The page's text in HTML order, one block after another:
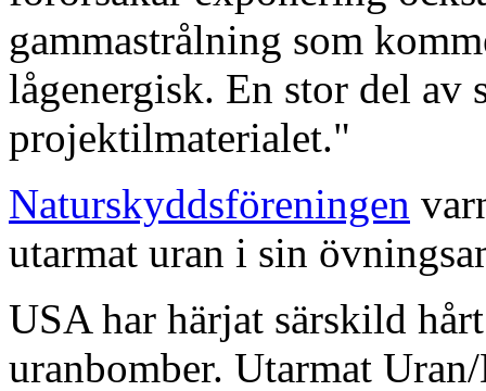
gammastrålning som
lågenergisk. En stor del av
projektilmaterialet."
Naturskyddsföreningen
utarmat uran i sin
USA har härjat särskild
uranbomber. Utarmat